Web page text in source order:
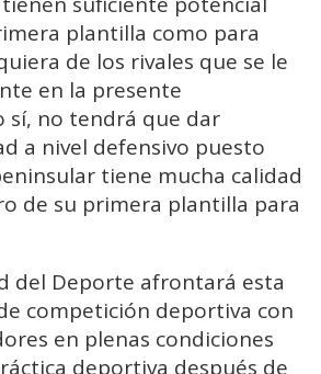
plantilla como para
de los rivales que se le
en la presente
sí, no tendrá que dar
a nivel defensivo puesto
tiene mucha calidad
de su primera plantilla para
del Deporte afrontará esta
competición deportiva con
en plenas condiciones
deportiva después de